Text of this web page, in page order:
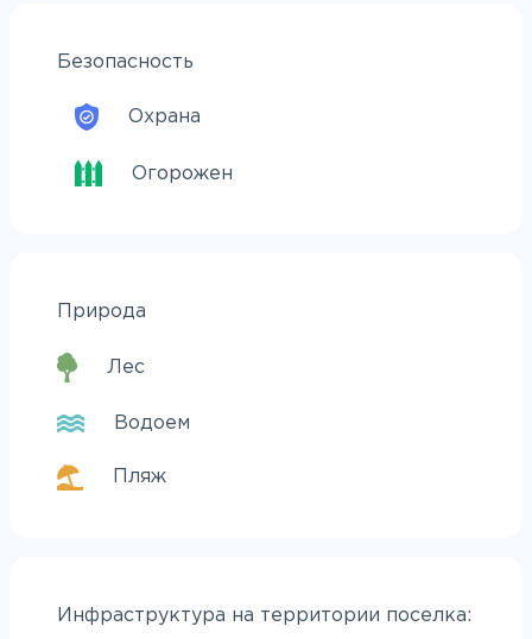
Безопасность
Охрана
Огорожен
Природа
Лес
Водоем
Пляж
Инфраструктура на территории поселка: